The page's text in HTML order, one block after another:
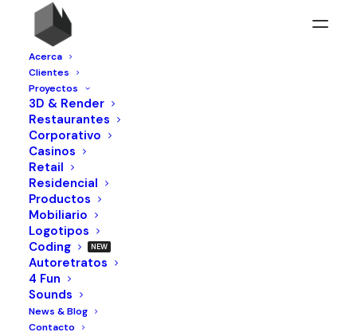
Acerca
Clientes
Proyectos
3D & Render
Restaurantes
Corporativo
Casinos
Retail
Residencial
Productos
Mobiliario
Logotipos
Coding
Autoretratos
4 Fun
Sounds
News & Blog
Contacto
HOLA
Soy José Angel Cantú
Diseñador Industrial